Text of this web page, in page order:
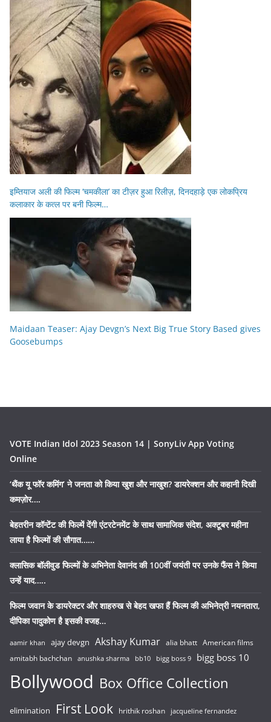
इम्तियाज अली की फिल्म ‘चमकीला’ का टीज़र हुआ रिलीज़, दिनदहाड़े एक लोकप्रिय
कलाकार के कत्ल पर बनी फिल्म…
Maidaan Teaser: Ajay Devgn’s Next Big True Story Based gives
Goosebumps
VOTE Indian Idol 2023 Season 14 | SonyLiv App Voting
Online
‘थैंक यू फॉर कमिंग’ ने जनता को किया खुश और नाखुश? डायरेक्शन और कहानी दिखी
कमज़ोर….
बेहतरीन कॉन्टेंट की फिल्में देंगी एंटरटेनमेंट के साथ सामाजिक संदेश, अक्टूबर महीना
लाया है फिल्मों की सौगात……
क्लासिक बॉलीवुड फिल्मों के अभिनेता देवानंद की 100वीं जयंती पर उनके फैंस ने किया
उन्हें याद…..
फिल्म जवान के डायरेक्टर और शाहरुख से बेहद खफा हैं फिल्म की अभिनेत्री नयनतारा,
दीपिका पादुकोण है इसकी वजह…
aamir khan ajay devgn Akshay Kumar alia bhatt American films
amitabh bachchan anushka sharma bb10 bigg boss 9 bigg boss 10
Bollywood Box Office Collection
elimination First Look hrithik roshan jacqueline fernandez